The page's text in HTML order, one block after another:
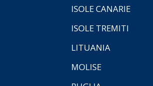
ISOLE CANARIE
ISOLE TREMITI
LITUANIA
MOLISE